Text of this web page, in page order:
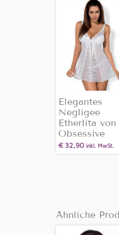
Elegantes
Negligee
Etherlita von
Obsessive
€32,90 inkl. MwSt.
Ähnliche